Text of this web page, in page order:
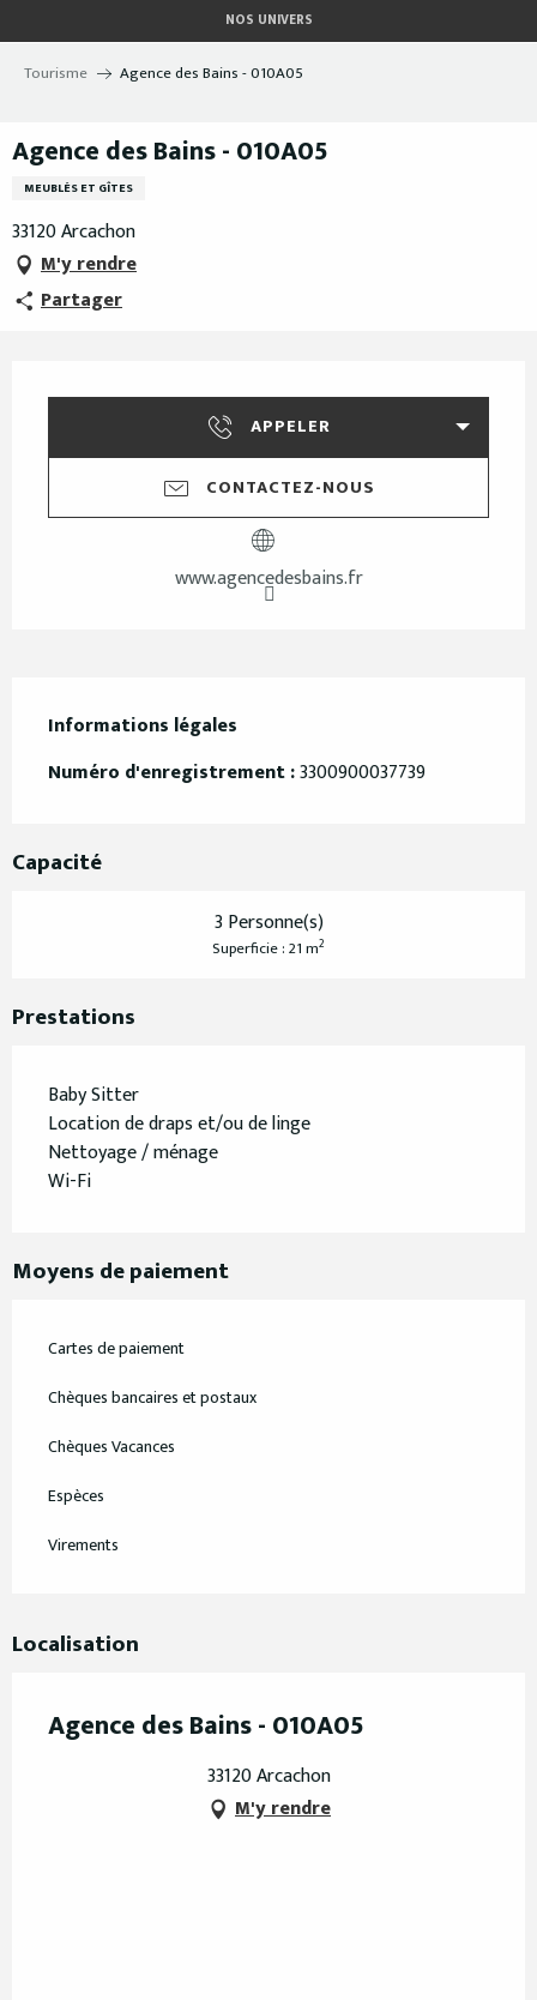
au
contenu
NOS UNIVERS
Tourisme Agence des Bains - 010A05
Agence des Bains - 010A05
MEUBLÉS ET GÎTES
33120 Arcachon
M'y rendre
Partager
APPELER
CONTACTEZ-NOUS
www.agencedesbains.fr
Informations légales
Informations légales
Numéro d'enregistrement :3300900037739
Capacité
3 Personne(s)
Superficie : 21 m2
Prestations
Baby Sitter
Location de draps et/ou de linge
Nettoyage / ménage
Wi-Fi
Moyens de paiement
Cartes de paiement
Chèques bancaires et postaux
Chèques Vacances
Espèces
Virements
Localisation
Agence des Bains - 010A05
33120 Arcachon
M'y rendre